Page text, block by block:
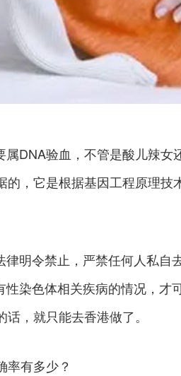
DNA验血，不管是酸儿辣女
的，它是根据基因工程原理技
明令禁止，严禁任何人私自
染色体相关疾病的情况，才
，就只能去香港做了。
有多少？